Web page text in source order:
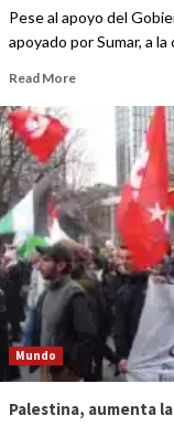
Pese al apoyo del
apoyado por Sumar, a
Read More
Mundo
Palestina, aumenta